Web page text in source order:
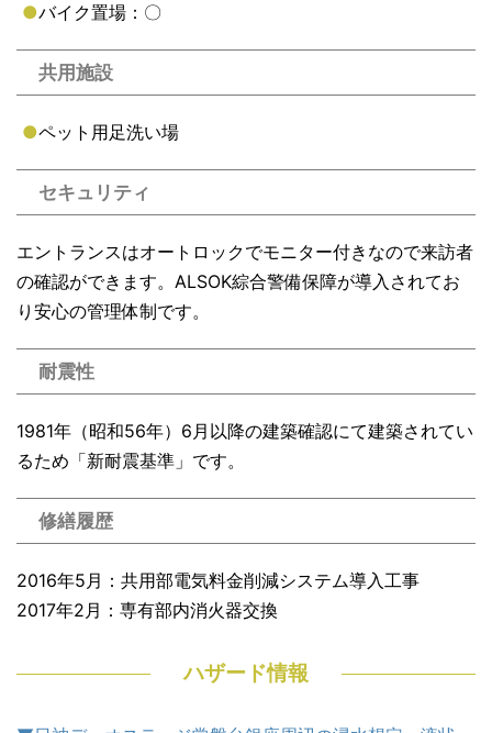
●バイク置場：〇
共用施設
●ペット用足洗い場
セキュリティ
エントランスはオートロックでモニター付きなので来訪者
の確認ができます。ALSOK綜合警備保障が導入されてお
り安心の管理体制です。
耐震性
1981年（昭和56年）6月以降の建築確認にて建築されてい
るため「新耐震基準」です。
修繕履歴
2016年5月：共用部電気料金削減システム導入工事
2017年2月：専有部内消火器交換
ハザード情報